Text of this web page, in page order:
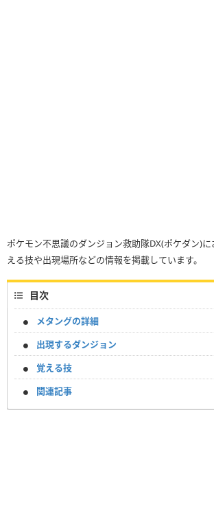
ポケモン不思議のダンジョン救助隊DX(ポケダン)
える技や出現場所などの情報を掲載しています。
目次
メタングの詳細
出現するダンジョン
覚える技
関連記事